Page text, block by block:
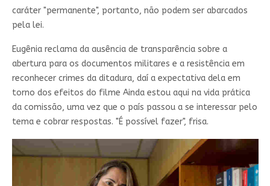
caráter "permanente", portanto, não podem ser abarcados
pela lei.
Eugênia reclama da ausência de transparência sobre a
abertura para os documentos militares e a resistência em
reconhecer crimes da ditadura, daí a expectativa dela em
torno dos efeitos do filme Ainda estou aqui na vida prática
da comissão, uma vez que o país passou a se interessar pelo
tema e cobrar respostas. "É possível fazer", frisa.